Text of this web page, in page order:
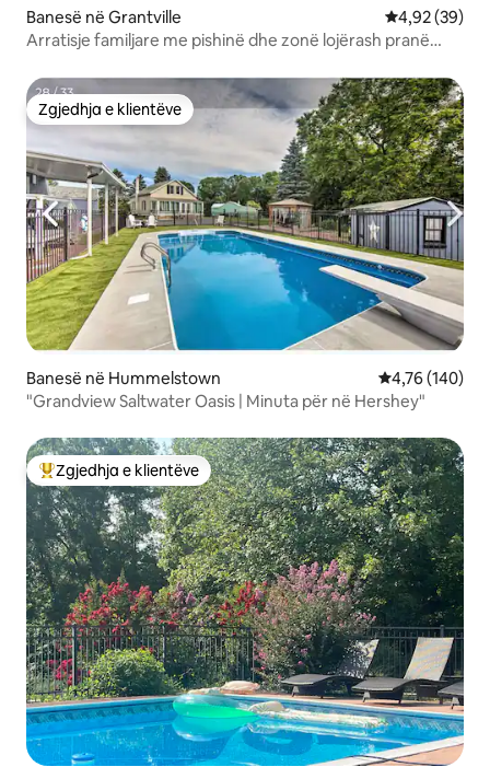
Banesë në Grantville Vlerësimi
4,92 (39)
Arratisje familjare me pishinë dhe zonë lojërash pranë
Zgjedhja e klientëve
Zgjedhja e klientëve
Banesë në Hummelstown Vlerësimi
4,76 (140)
"Grandview Saltwater Oasis | Minuta për në Hershey"
Më të mirat e zgjedhjeve të klientëve
Zgjedhja e klientëve